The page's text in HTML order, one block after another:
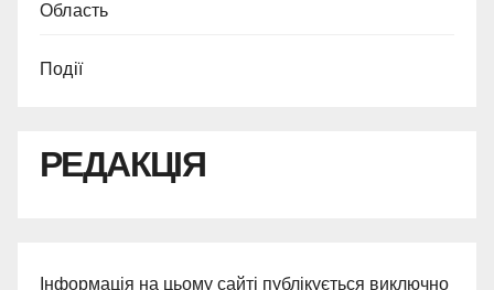
Область
Події
РЕДАКЦІЯ
Інформація на цьому сайті публікується виключно